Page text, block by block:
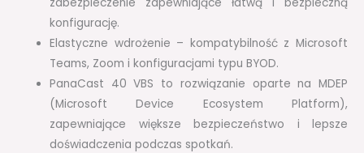
konfigurację.
Elastyczne wdrożenie – kompatybilność z Microsoft
Teams, Zoom i konfiguracjami typu BYOD.
PanaCast 40 VBS to rozwiązanie oparte na MDEP
(Microsoft Device Ecosystem Platform),
zapewniające większe bezpieczeństwo i lepsze
doświadczenia podczas spotkań.